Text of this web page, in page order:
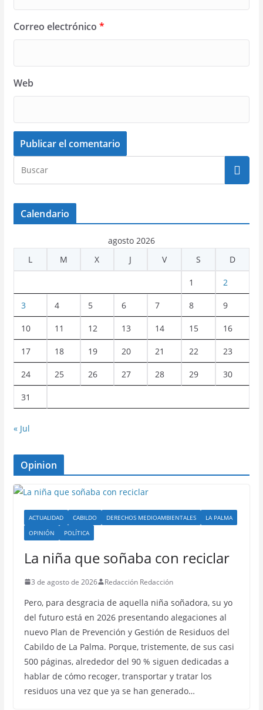
Correo electrónico *
Web
Calendario
agosto 2026
L
M X J V S D
1 2
3 4 5 6 7 8 9
10 11 12 13 14 15 16
17 18 19 20 21 22 23
24 25 26 27 28 29 30
31
« Jul
Opinion
ACTUALIDAD CABILDO DERECHOS MEDIOAMBIENTALES
LA PALMA
OPINIÓN
POLÍTICA
La niña que soñaba con reciclar
3 de agosto de 2026 Redacción Redacción
Pero, para desgracia de aquella niña soñadora, su yo
del futuro está en 2026 presentando alegaciones al
nuevo Plan de Prevención y Gestión de Residuos del
Cabildo de La Palma. Porque, tristemente, de sus casi
500 páginas, alrededor del 90 % siguen dedicadas a
hablar de cómo recoger, transportar y tratar los
residuos una vez que ya se han generado…